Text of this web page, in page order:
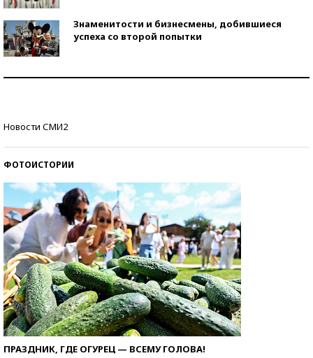
Знаменитости и бизнесмены, добившиеся
успеха со второй попытки
Новости СМИ2
ФОТОИСТОРИИ
ПРАЗДНИК, ГДЕ ОГУРЕЦ — ВСЕМУ ГОЛОВА!